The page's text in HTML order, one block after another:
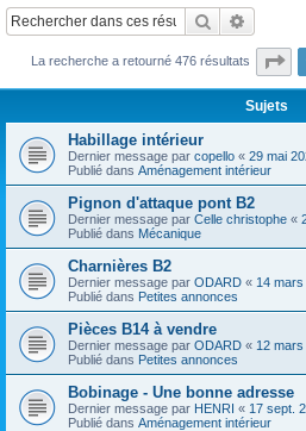
Rechercher
La recherche a retourné 476 résultats
Sujets
Habillage intérieur
Dernier message par copello « 29 mai
Publié dans Aménagement intérieur
Pignon d'attaque pont B2
Dernier message par Celle christophe «
Publié dans Mécanique
Charnières B2
Dernier message par ODARD « 14
Publié dans Petites annonces
Pièces B14 à vendre
Dernier message par ODARD « 12
Publié dans Petites annonces
Bobinage - Une bonne adresse
Dernier message par HENRI « 17 sept.
Publié dans Aménagement intérieur